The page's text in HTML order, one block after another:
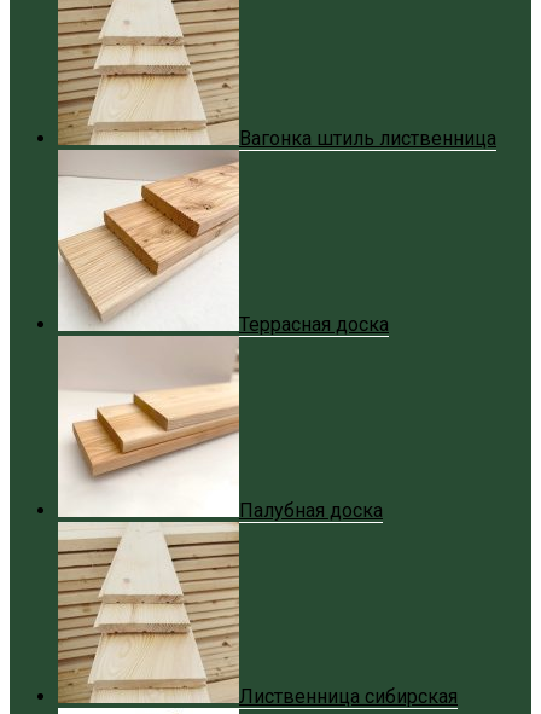
Вагонка штиль лиственница
Террасная доска
Палубная доска
Лиственница сибирская